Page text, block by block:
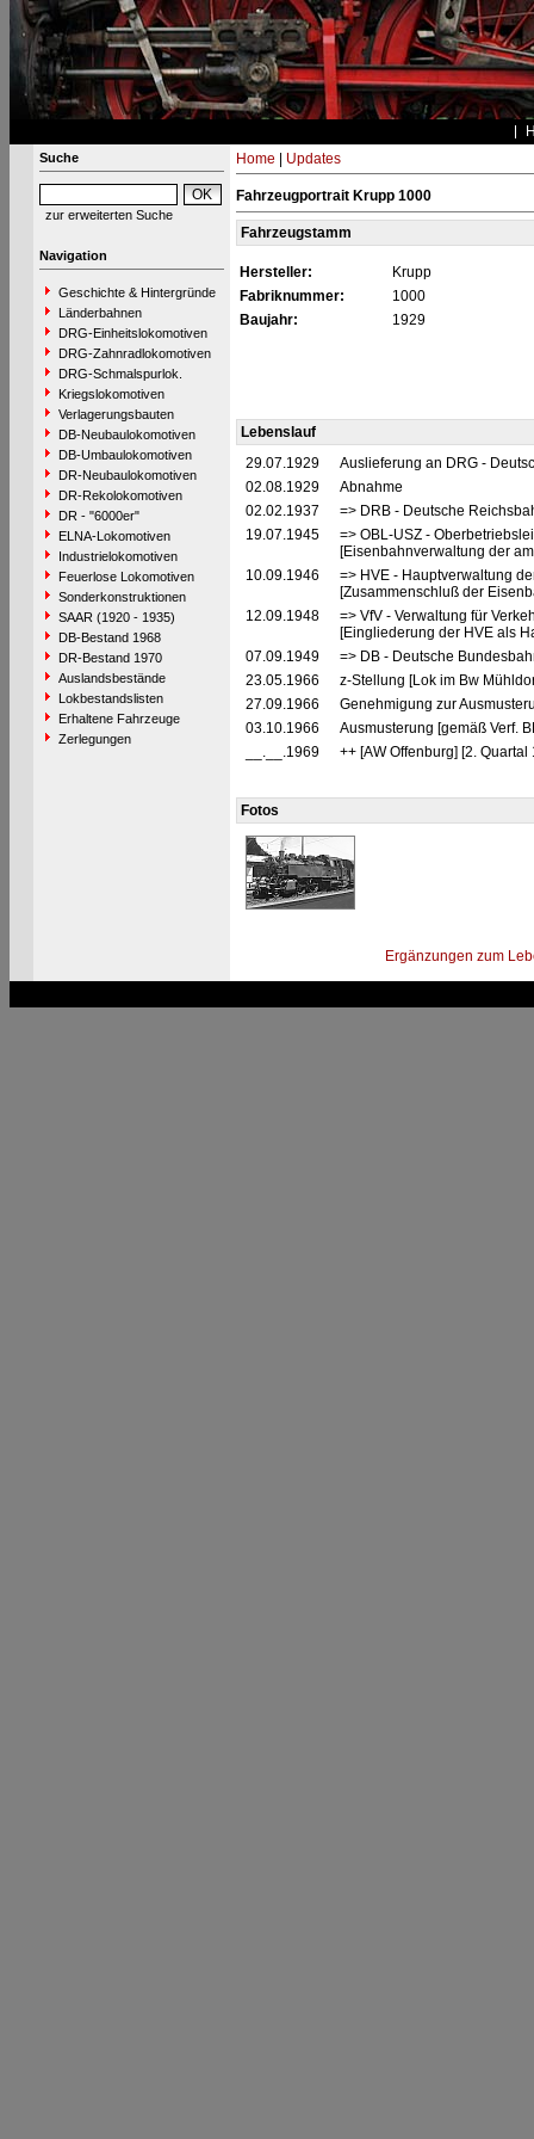
Suche
zur erweiterten Suche
Navigation
Geschichte & Hintergründe
Länderbahnen
DRG-Einheitslokomotiven
DRG-Zahnradlokomotiven
DRG-Schmalspurlok.
Kriegslokomotiven
Verlagerungsbauten
DB-Neubaulokomotiven
DB-Umbaulokomotiven
DR-Neubaulokomotiven
DR-Rekolokomotiven
DR - "6000er"
ELNA-Lokomotiven
Industrielokomotiven
Feuerlose Lokomotiven
Sonderkonstruktionen
SAAR (1920 - 1935)
DB-Bestand 1968
DR-Bestand 1970
Auslandsbestände
Lokbestandslisten
Erhaltene Fahrzeuge
Zerlegungen
Home Updates
Fahrzeugportrait Krupp 1000
Fahrzeugstamm
Hersteller:
Krupp
Fabriknummer:
1000
Baujahr:
1929
Lebenslauf
29.07.1929
Auslieferung an DRG -
02.08.1929
Abnahme
02.02.1937
=> DRB - Deutsche
19.07.1945
=> OBL-USZ -
[Eisenbahnverwaltung der
10.09.1946
=> HVE - Hauptverwaltung
[Zusammenschluß der
12.09.1948
=> VfV - Verwaltung für
[Eingliederung der HVE als
07.09.1949
=> DB - Deutsche
23.05.1966
z-Stellung [Lok im Bw
27.09.1966
Genehmigung zur
03.10.1966
Ausmusterung [gemäß Verf.
__.__.1969
++ [AW Offenburg] [2.
Fotos
Ergänzungen zum